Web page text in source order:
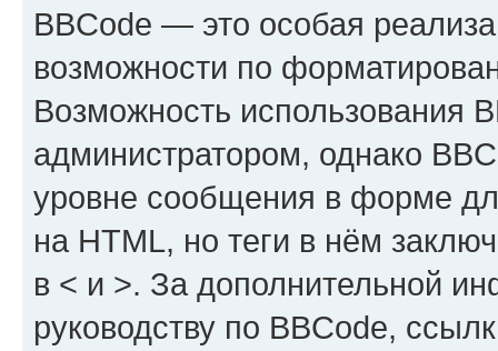
BBCode — это особая
возможности по
Возможность использования
администратором, однако
уровне сообщения в форме
на HTML, но теги в нём
в < и >. За дополнительной
руководству по BBCode,